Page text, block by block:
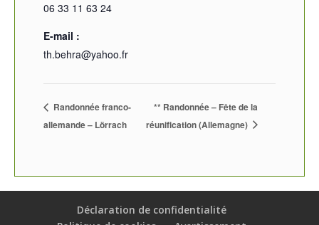
06 33 11 63 24
E-mail :
th.behra@yahoo.fr
Randonnée franco-
allemande – Lörrach
** Randonnée – Fête de la
réunification (Allemagne)
Déclaration de confidentialité